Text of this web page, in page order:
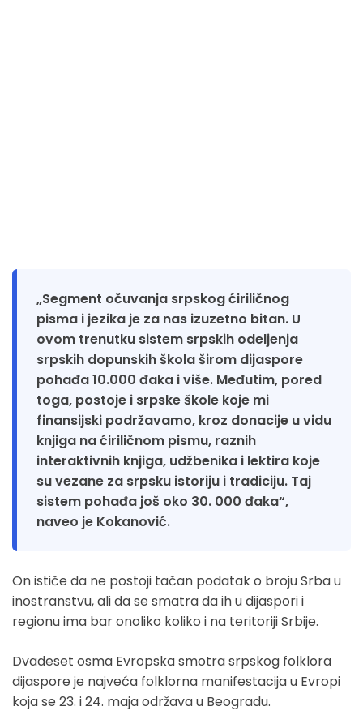
„Segment očuvanja srpskog ćiriličnog
pisma i jezika je za nas izuzetno bitan. U
ovom trenutku sistem srpskih odeljenja
srpskih dopunskih škola širom dijaspore
pohađa 10.000 đaka i više. Međutim, pored
toga, postoje i srpske škole koje mi
finansijski podržavamo, kroz donacije u vidu
knjiga na ćiriličnom pismu, raznih
interaktivnih knjiga, udžbenika i lektira koje
su vezane za srpsku istoriju i tradiciju. Taj
sistem pohađa još oko 30. 000 đaka“,
naveo je Kokanović.
On ističe da ne postoji tačan podatak o broju Srba u
inostranstvu, ali da se smatra da ih u dijaspori i
regionu ima bar onoliko koliko i na teritoriji Srbije.
Dvadeset osma Evropska smotra srpskog folklora
dijaspore je najveća folklorna manifestacija u Evropi
koja se 23. i 24. maja održava u Beogradu.